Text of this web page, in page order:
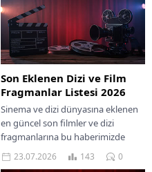
Son Eklenen Dizi ve Film
Fragmanlar Listesi 2026
Sinema ve dizi dünyasına eklenen
en güncel son filmler ve dizi
fragmanlarına bu haberimizde
ulaşabilirsiniz. Son eklenen dizi ve
film...
23.07.2026 143 0